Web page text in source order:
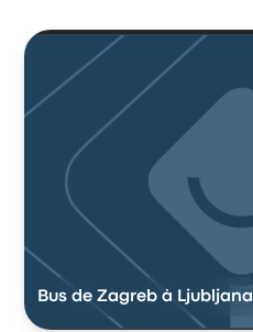
Bus de Zagreb à Ljubljana